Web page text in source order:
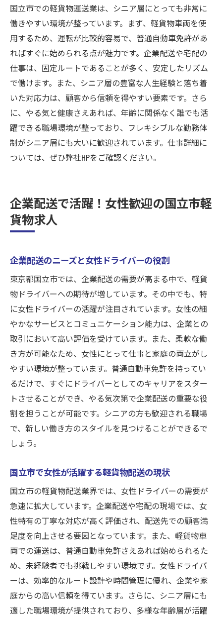
軽貨物車両があれば即戦力！国立市の配送業で
新しいキャリア
軽貨物車両の購入と運用の基本
即戦力として活躍するためのポイント
車両を活用した国立市でのキャリア形成
軽貨物車両を使った配送の利点
国立市での車両管理と効率的な配送
車両を最大限に活用する方法
国立市での軽貨物運送業は、シニア層にとっても非常に
働きやすい環境が整っています。まず、軽貨物車両を使
用するため、運転が比較的容易で、普通自動車免許があ
ればすぐに始められる点が魅力です。企業配送や宅配の
仕事は、固定ルートであることが多く、安定したリズム
で働けます。また、シニア層の豊富な人生経験と落ち着
いた対応力は、顧客から信頼を得やすい要素です。さら
に、やる気と健康さえあれば、年齢に関係なく誰でも活
躍できる職場環境が整っており、フレキシブルな勤務体
制がシニア層にも大いに歓迎されています。仕事詳細に
ついては、ぜひ弊社HPをご確認ください。
企業配送で活躍！女性歓迎の国立市軽
貨物求人
企業配送のニーズと女性ドライバーの役割
東京都国立市では、企業配送の需要が高まる中で、軽貨
物ドライバーへの期待が増しています。その中でも、特
に女性ドライバーの活躍が注目されています。女性の細
やかなサービスとコミュニケーション能力は、企業との
取引において高い評価を受けています。また、柔軟な働
き方が可能なため、女性にとって仕事と家庭の両立がし
やすい環境が整っています。普通自動車免許を持ってい
るだけで、すぐにドライバーとしてのキャリアをスター
トさせることができ、やる気次第で企業配送の重要な役
割を担うことが可能です。シニアの方も歓迎される職場
で、新しい働き方のスタイルを見つけることができるで
しょう。
国立市で女性が活躍する軽貨物配送の現状
国立市の軽貨物配送業界では、女性ドライバーの需要が
急速に拡大しています。企業配送や宅配の現場では、女
性特有の丁寧な対応が高く評価され、配送先での顧客満
足度を向上させる要因となっています。また、軽貨物車
両での運送は、普通自動車免許さえあれば始められるた
め、未経験者でも挑戦しやすい環境です。女性ドライバ
ーは、効率的なルート設計や時間管理に優れ、企業や家
庭からの高い信頼を得ています。さらに、シニア層にも
適した職場環境が提供されており、多様な年齢層が活躍